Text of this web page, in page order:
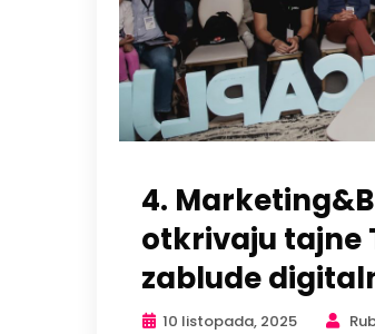
4.
otkrivaju tajne
zablude
10 listopada, 2025